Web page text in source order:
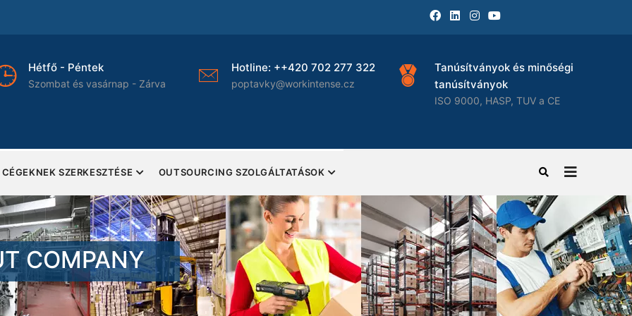
Hétfő - Péntek
Szombat és vasárnap - Zárva
Hotline: ++420 702 277 322
poptavky@workintense.cz
Tanúsítványok és minőségi
tanúsítványok
ISO 9000, HASP, TUV a CE
CÉGEKNEK SZERKESZTÉSE OUTSOURCING SZOLGÁLTATÁSOK
COMPANY